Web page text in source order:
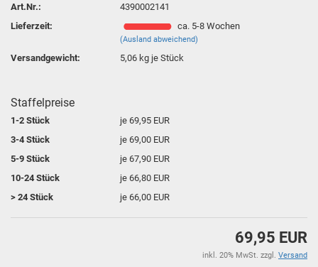
Art.Nr.:
4390002141
Lieferzeit:
ca. 5-8 Wochen
(Ausland abweichend)
Versandgewicht: 5,06 kg je Stück
Staffelpreise
1-2 Stück
je 69,95 EUR
3-4 Stück
je 69,00 EUR
5-9 Stück
je 67,90 EUR
10-24 Stück
je 66,80 EUR
> 24 Stück
je 66,00 EUR
69,95 EUR
inkl. 20% MwSt. zzgl. Versand